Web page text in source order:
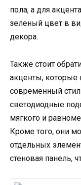
пола, а для
зеленый цвет в
декора.
Также стоит
акценты, которые
современный
светодиодные
мягкого и
Кроме того, они
отдельных
стеновая панель,